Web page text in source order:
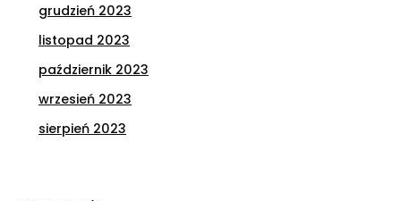
grudzień 2023
listopad 2023
październik 2023
wrzesień 2023
sierpień 2023